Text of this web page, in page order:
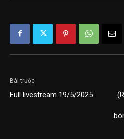
Bài trước
Full livestream 19/5/2025